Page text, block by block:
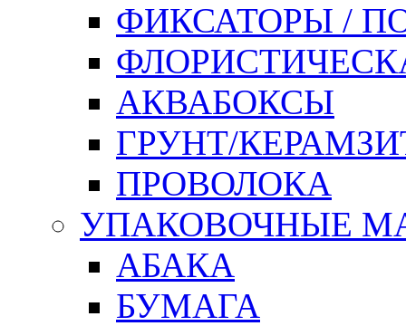
ФИКСАТОРЫ /
АКВАБОКСЫ
ГРУНТ/
ПРОВОЛОКА
УПАКОВОЧНЫЕ
АБАКА
БУМАГА